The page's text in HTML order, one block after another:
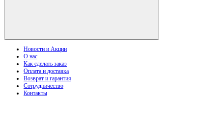
Новости и Акции
О нас
Как сделать заказ
Оплата и доставка
Возврат и гарантия
Сотрудничество
Контакты